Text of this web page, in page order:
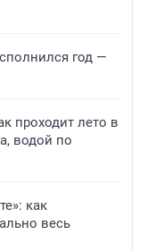
год —
проходит лето в
водой по
как
весь